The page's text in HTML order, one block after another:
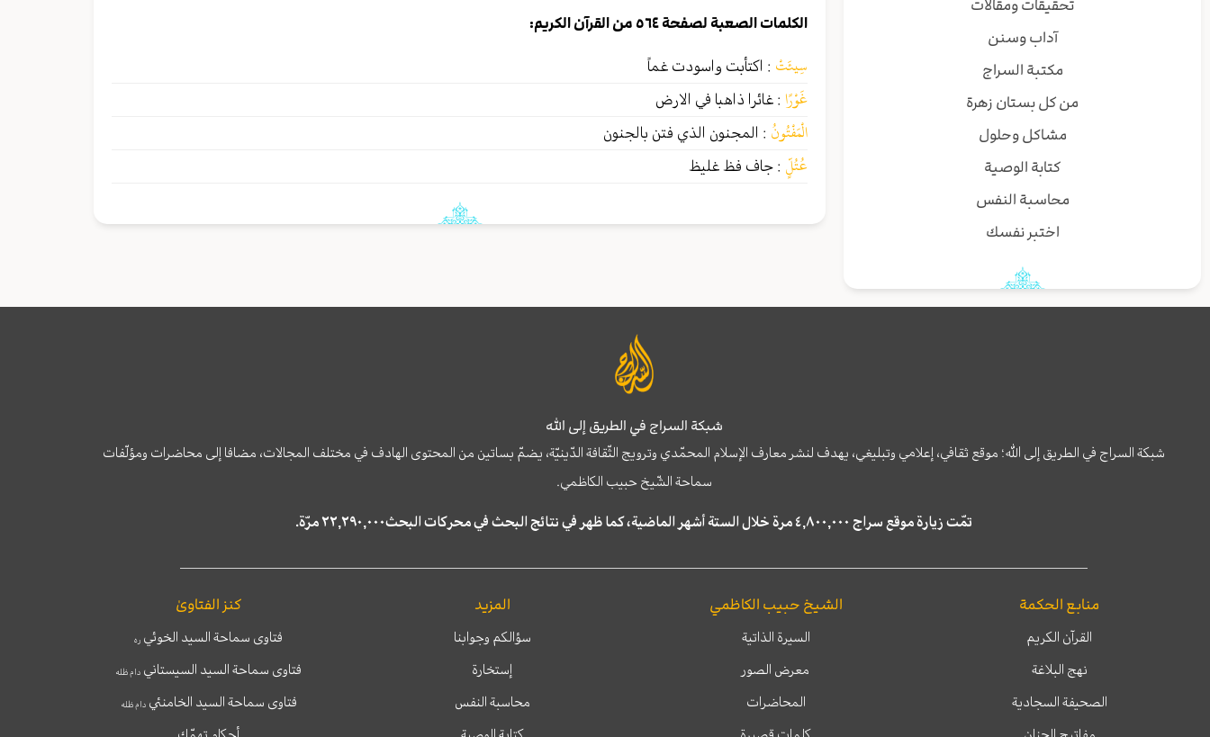
تحقيقات ومقالات
آداب وسنن
مكتبة السراج
من كل بستان زهرة
مشاكل وحلول
كتابة الوصية
محاسبة النفس
اختبر نفسك
الكلمات الصعبة لصفحة ٥٦٤ من القرآن الكريم:
سِيئَتْ : اكتأبت واسودت غماً
غَوْرًا : غائرا ذاهبا في الارض
الْمَفْتُونُ : المجنون الذي فتن بالجنون
عُتُلٍّ : جاف فظ غليظ
شبكة السراج في الطريق إلى الله
شبكة السراج في الطريق إلى الله؛ موقع ثقافي، إعلامي وتبليغي، يهدف لنشر معارف الإسلام المحمّدي وترويج الثّقافة الدّينيّة، يضمّ بساتين من المحتوى الهادف في مختلف المجالات، مضافا إلى محاضرات ومؤلّفات
سماحة الشّيخ حبيب الكاظمي.
تمّت زيارة موقع سراج ٤,٨٠٠,٠٠٠ مرة خلال الستة أشهر الماضية، كما ظهر في نتائج البحث في محركات البحث٢٢,٢٩٠,٠٠٠ مرّة.
منابع الحكمة
القرآن الكريم
نهج البلاغة
الصحيفة السجادية
الشيخ حبيب الكاظمي
السيرة الذاتية
معرض الصور
المحاضرات
المزيد
سؤالكم وجوابنا
إستخارة
محاسبة النفس
كنز الفتاوىٰ
فتاوى سماحة السيد الخوئي ره
فتاوى سماحة السيد السيستاني دام ظله
فتاوى سماحة السيد الخامنئيدام ظله